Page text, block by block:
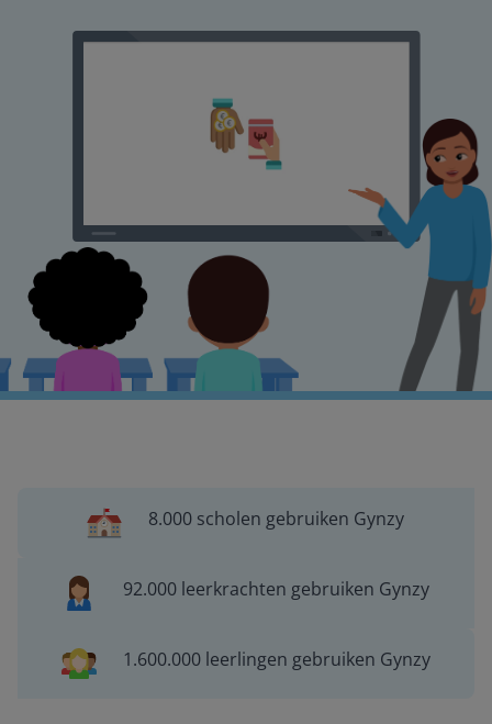
8.000 scholen gebruiken Gynzy
92.000 leerkrachten gebruiken Gynzy
1.600.000 leerlingen gebruiken Gynzy